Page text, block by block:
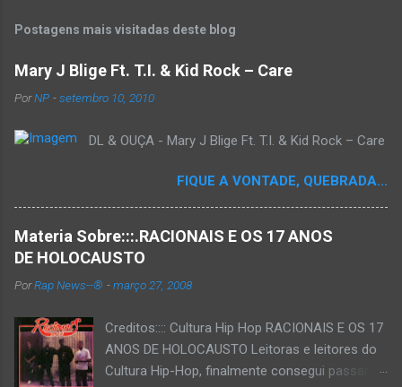
t
u
m
m
á
i
o
Postagens mais visitadas deste blog
Mary J Blige Ft. T.I. & Kid Rock – Care
PorNP -setembro 10, 2010
DL & OUÇA - Mary J Blige Ft. T.I. & Kid Rock – Care
FIQUE A VONTADE, QUEBRADA...
Materia Sobre:::.RACIONAIS E OS 17 ANOS
DE HOLOCAUSTO
PorRap News--® -março 27, 2008
Creditos:::: Cultura Hip Hop RACIONAIS E OS 17
ANOS DE HOLOCAUSTO Leitoras e leitores do
Cultura Hip-Hop, finalmente consegui passar